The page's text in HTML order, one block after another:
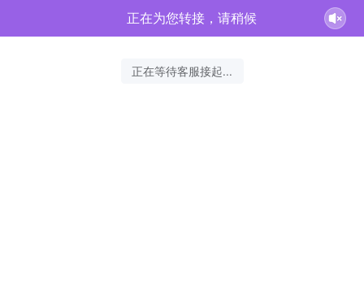
正在为您转接，请稍候
正在等待客服接起...